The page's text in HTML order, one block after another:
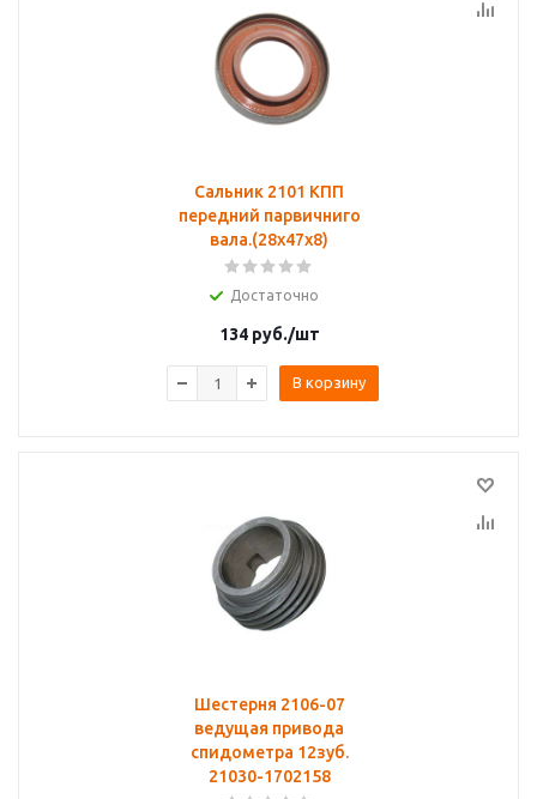
Сальник 2101 КПП
передний парвичниго
вала.(28х47х8)
Достаточно
134руб./шт
В корзину
Шестерня 2106-07
ведущая привода
спидометра 12зуб.
21030-1702158